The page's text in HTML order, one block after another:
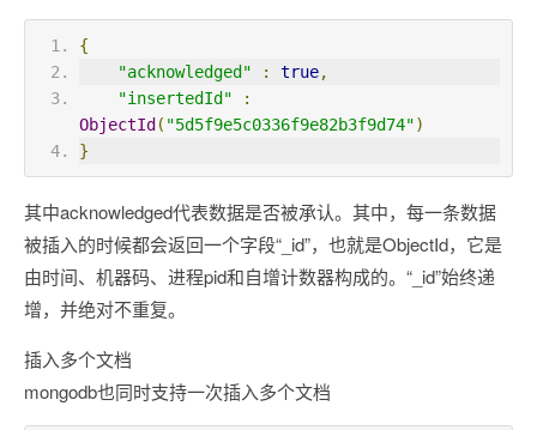
{
"acknowledged"
: true,
"insertedId"
:
ObjectId ( "5d5f9e5c0336f9e82b3f9d74")
}
其中acknowledged代表数据是否被承认。其中，每一条数据
被插入的时候都会返回一个字段“_id”，也就是ObjectId，它是
由时间、机器码、进程pid和自增计数器构成的。“_id”始终递
增，并绝对不重复。
插入多个文档
mongodb也同时支持一次插入多个文档